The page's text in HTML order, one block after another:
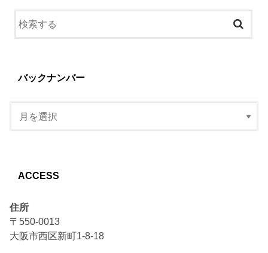
バックナンバー
ACCESS
住所
〒550-0013
大阪市西区新町1-8-18